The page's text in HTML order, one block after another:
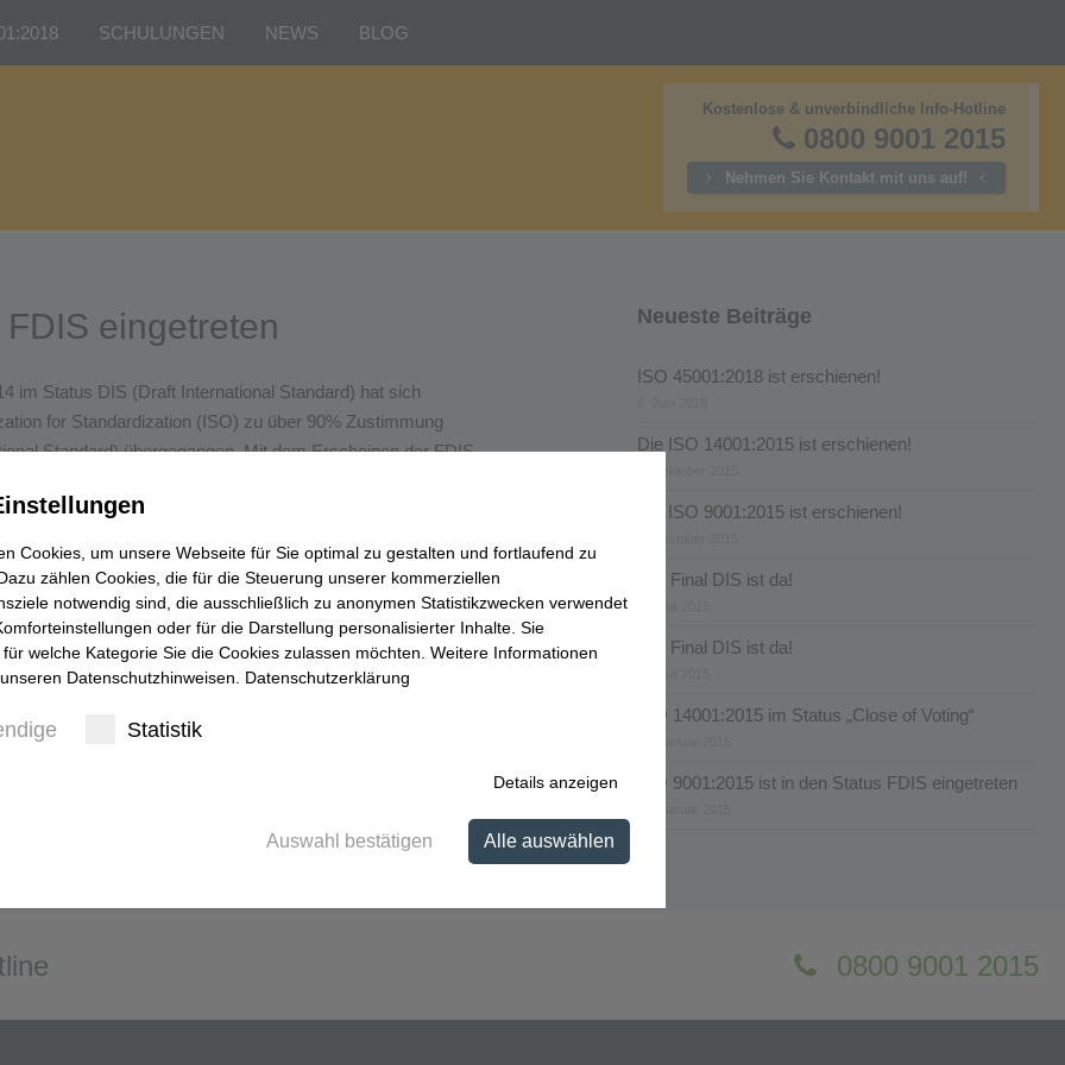
SCHULUNGEN NEWS BLOG
Kostenlose & unverbindliche Info-Hotline
0800 9001 2015
Nehmen Sie Kontakt mit uns auf!
eingetreten
im Status DIS (Draft International Standard) hat sich
for Standardization (ISO) zu über 90% Zustimmung
Standard) übergegangen. Mit dem Erscheinen der FDIS
zu nahezu exakt der späteren ISO-Norm.
Rahmen.
vonPaul_.
ISO 14001:2015 im Status „Close of Voting“
Neueste Beiträge
ISO 45001:2018 ist erschienen!
Die ISO 14001:2015 ist erschienen!
Die ISO 9001:2015 ist erschienen!
Der Final DIS ist da!
Der Final DIS ist da!
ISO 14001:2015 im Status „Close of Voting“
ISO 9001:2015 ist in den Status FDIS eingetreten
0800 9001 2015
Cookies, um unsere Webseite für Sie optimal zu gestalten und fortlaufend zu
zählen Cookies, die für die Steuerung unserer kommerziellen
notwendig sind, die ausschließlich zu anonymen Statistikzwecken verwendet
oder für die Darstellung personalisierter Inhalte. Sie
welche Kategorie Sie die Cookies zulassen möchten. Weitere Informationen
Datenschutzhinweisen. Datenschutzerklärung
Statistik
Details anzeigen
Auswahl bestätigen Alle auswählen